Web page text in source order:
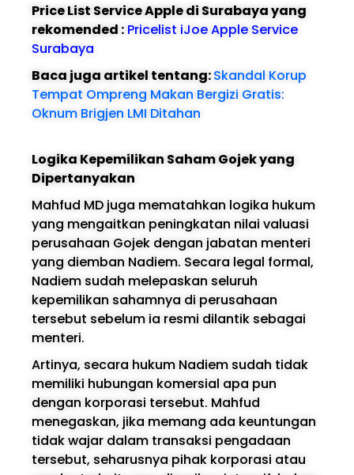
Price List Service Apple di Surabaya yang
rekomended : Pricelist iJoe Apple Service
Surabaya
Baca juga artikel tentang:Skandal Korup
Tempat Ompreng Makan Bergizi Gratis:
Oknum Brigjen LMI Ditahan
Logika Kepemilikan Saham Gojek yang
Dipertanyakan
Mahfud MD juga mematahkan logika hukum
yang mengaitkan peningkatan nilai valuasi
perusahaan Gojek dengan jabatan menteri
yang diemban Nadiem. Secara legal formal,
Nadiem sudah melepaskan seluruh
kepemilikan sahamnya di perusahaan
tersebut sebelum ia resmi dilantik sebagai
menteri.
Artinya, secara hukum Nadiem sudah tidak
memiliki hubungan komersial apa pun
dengan korporasi tersebut. Mahfud
menegaskan, jika memang ada keuntungan
tidak wajar dalam transaksi pengadaan
tersebut, seharusnya pihak korporasi atau